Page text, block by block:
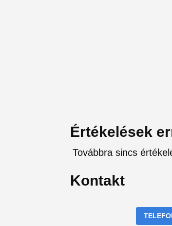
Értékelések
Továbbra sincs
Kontakt